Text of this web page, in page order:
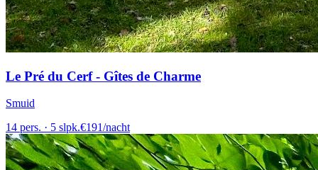
Le Pré du Cerf - Gîtes de Charme
Smuid
14 pers. · 5 slpk.€191/nacht